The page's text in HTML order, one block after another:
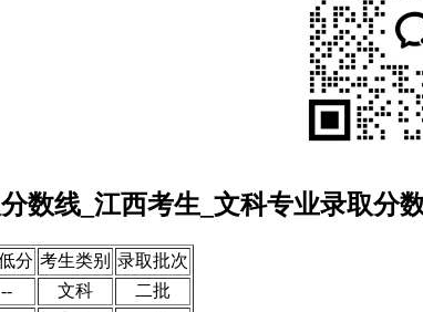
数线_江西考生_文科专业录取分
分 考生类别 录取批次
-- 文科
二批